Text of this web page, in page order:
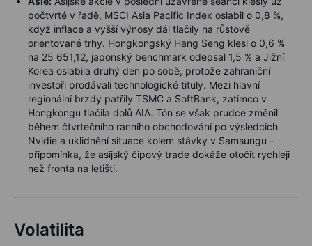
počtvrté v řadě, MSCI Asia Pacific Index oslabil o 0,8 %,
když inflace a vyšší výnosy dál tlačily na růstově
orientované trhy. Hongkongský Hang Seng klesl o 0,6 %
na 25 651,12, japonský benchmark odepsal 1,5 % a Jižní
Korea oslabila druhý den po sobě, protože zahraniční
investoři prodávali technologické tituly. Mezi hlavní
regionální brzdy patřily TSMC a SoftBank, zatímco v
Hongkongu tlačila dolů AIA. Tón se však prudce změnil
během čtvrtečního ranního obchodování po výsledcích
Nvidie a uklidnění situace kolem stávky v Samsungu –
připomínka, že asijský čipový trade dokáže otočit rychleji
než fronta na letišti.
Volatilita